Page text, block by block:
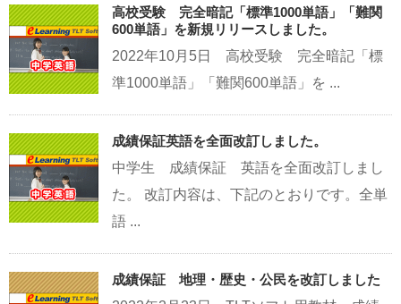
高校受験 完全暗記「標準1000単語」「難関
600単語」を新規リリースしました。
2022年10月5日 高校受験 完全暗記「標
準1000単語」「難関600単語」を ...
成績保証英語を全面改訂しました。
中学生 成績保証 英語を全面改訂しまし
た。 改訂内容は、下記のとおりです。全単
語 ...
成績保証 地理・歴史・公民を改訂しました